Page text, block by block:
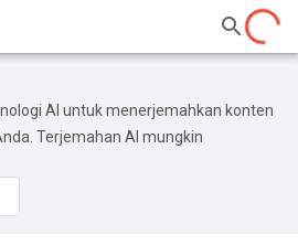
AI untuk menerjemahkan konten
Terjemahan AI mungkin